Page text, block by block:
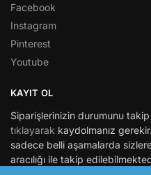
Facebook
Instagram
Pinterest
Youtube
KAYIT OL
Siparişlerinizin durumunu
tıklayarak kaydolmanız
sadece belli aşamalarda
aracılığı ile takip